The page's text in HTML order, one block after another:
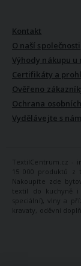
Kontakt
O naší společnosti
Výhody nákupu u
Certifikáty a
Ověřeno
Ochrana
Vydělávejte s
TextilCentrum.cz -
15 000 produktů z
Nakoupíte zde
textil do kuchyně
speciální), vlny a
kravaty, oděvní